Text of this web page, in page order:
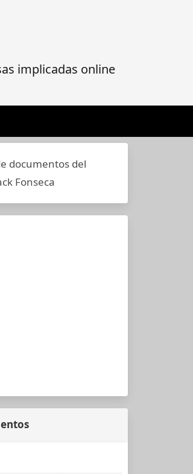
implicadas online
documentos del
Fonseca